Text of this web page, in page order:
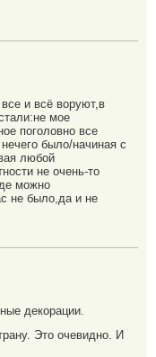
и всё воруют,в
мое
поголовно все
было/начиная с
любой
не очень-то
можно
не было,да и не
декорации.
Это очевидно. И